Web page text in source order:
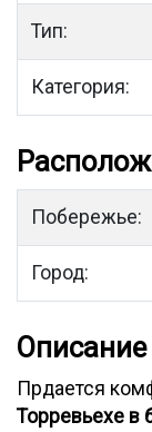
Тип:
Категория:
Побережье:
Город:
Описание
Прдается
Торревьехе в